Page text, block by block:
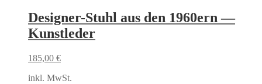
Designer-Stuhl aus den 1960ern —
Kunstleder
185,00 €
inkl. MwSt.